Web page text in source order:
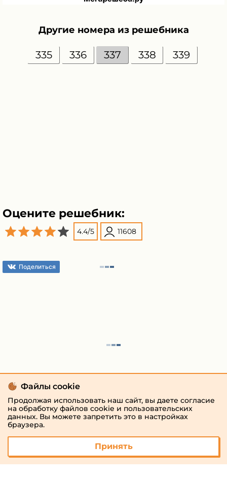
Другие номера из решебника
335 336 337 338 339
Оцените решебник:
4.4/5 11608
Поделиться
Файлы cookie
Продолжая использовать наш сайт, вы даете согласие
на обработку файлов cookie и пользовательских
данных. Вы можете запретить это в настройках
браузера.
Принять